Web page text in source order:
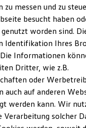
Updates
ID.
messen und zu
besucht haben
worden sind.
Identifikation Ihres
Informationen
Dritter, wie z.B.
oder
auch auf anderen
werden kann. Wir
solcher